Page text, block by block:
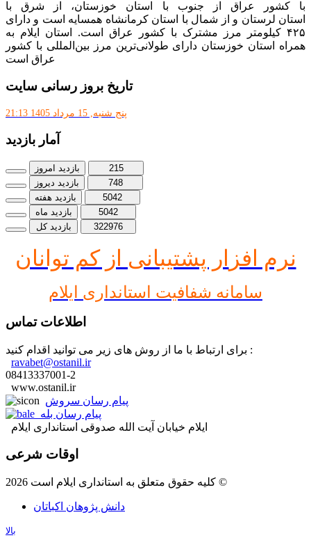
با کشور عراق از جنوب با استان خوزستان، از شرق با
استان لرستان و از شمال با استان کرمانشاه همسایه است و دارای
۴۲۵ کیلومتر مرز مشترک با کشور عراق است. استان ایلام به
همراه استان خوزستان دارای طولانی‌ترین مرز بین‌المللی با کشور
عراق است
تاریخ بروز رسانی سایت
پنج شنبه, 15 مرداد 1405 21:13
آمار بازدید
بازدید امروز
215
بازدید دیروز
748
بازدید هفته
5042
بازدید ماه
5042
بازدید کل
322976
نرم افز ار پشتیبانی از کم توانان
سامانه شفافیت استانداری ایلام
اطلاعات تماس
برای ارتباط با ما از روش های زیر می توانید اقدام کنید :
ravabet@ostanil.ir
08413337001-2
www.ostanil.ir
پیام رسان سروش
پیام رسان بله
ایلام خیابان آیت الله صدوقی استانداری ایلام
اوقات شرعی
کلیه حقوق متعلق به استانداری ایلام است 2026 ©
دانش پژوهان اکباتان
بالا